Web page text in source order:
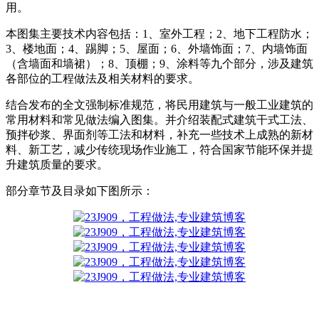
用。
本图集主要技术内容包括：1、室外工程；2、地下工程防水；
3、楼地面；4、踢脚；5、屋面；6、外墙饰面；7、内墙饰面
（含墙面和墙裙）；8、顶棚；9、涂料等九个部分，涉及建筑
各部位的工程做法及相关材料的要求。
结合发布的全文强制标准规范，将民用建筑与一般工业建筑的
常用材料和常见做法编入图集。并介绍装配式建筑干式工法、
预拌砂浆、界面剂等工法和材料，补充一些技术上成熟的新材
料、新工艺，减少传统现场作业施工，符合国家节能环保并提
升建筑质量的要求。
部分章节及目录如下图所示：